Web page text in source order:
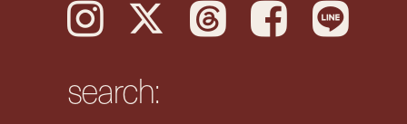
Instagram 𝕏 Threads Facebook LINE
search: